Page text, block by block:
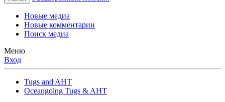
Новые медиа
Новые комментарии
Поиск медиа
Меню
Вход
Tugs and AHT
Oceangoing Tugs & AHT